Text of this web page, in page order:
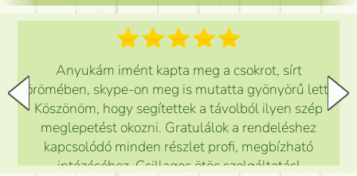
Anyukám imént kapta meg a csokrot, sírt
örömében, skype-on meg is mutatta gyönyörű lett.
Köszönöm, hogy segítettek a távolból ilyen szép
meglepetést okozni. Gratulálok a rendeléshez
kapcsolódó minden részlet profi, megbízható
intézéséhez. Csillagos ötös szolgáltatás!